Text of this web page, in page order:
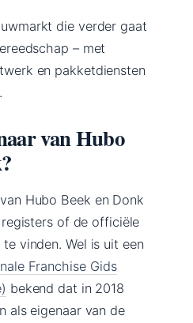
die verder gaat
– met
en pakketdiensten
van Hubo
Hubo Beek en Donk
of de officiële
vinden. Wel is uit een
Franchise Gids
bekend dat in 2018
als eigenaar van de